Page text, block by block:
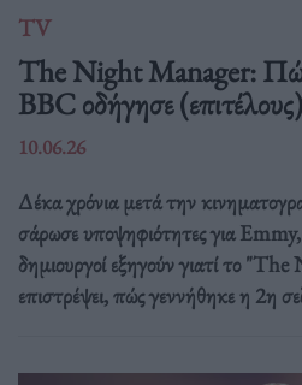
TV
The Night Manager: Πώς
BBC οδήγησε
10.06.26
Δέκα χρόνια μετά την
σάρωσε υποψηφιότητες για
δημιουργοί εξηγούν γιατί το
επιστρέψει, πώς γεννήθηκε η 2η